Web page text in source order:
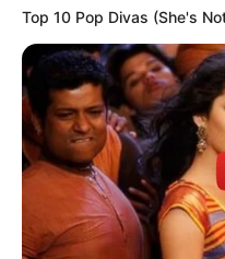
Top 10 Pop Divas (She's